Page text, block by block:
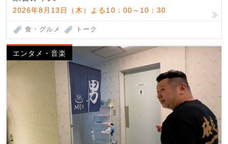
2026年8月13日（木）よる10：00～10：30
食・グルメ トーク
エンタメ・音楽